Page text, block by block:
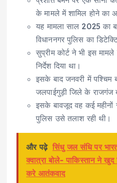
के मामले में शामिल होने का
यह मामला साल 2025 का
विधाननगर पुलिस का
सुप्रीम कोर्ट ने भी इस
निर्देश दिया था।
इसके बाद जनवरी में पश्चिम
जलपाईगुड़ी जिले के राजगंज
इसके बावजूद वह कई
पुलिस उसे तलाश रही थी।
और पढ़े सिंधु जल संधि पर
क्वात्रा बोले- पाकिस्तान ने
करे आतंकवाद